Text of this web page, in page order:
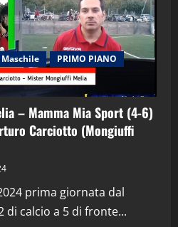
Maschile
PRIMO PIANO
– Mamma Mia Sport (4-6)
Carciotto (Mongiuffi
prima giornata dal
di calcio a 5 di fronte...
in Podcast: 29^ Puntata
28 Aprile 2026)
2026